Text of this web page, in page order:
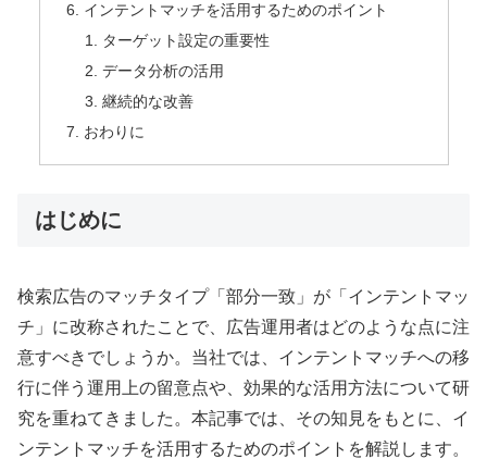
インテントマッチを活用するためのポイント
ターゲット設定の重要性
データ分析の活用
継続的な改善
おわりに
はじめに
検索広告のマッチタイプ「部分一致」が「インテントマッ
チ」に改称されたことで、広告運用者はどのような点に注
意すべきでしょうか。当社では、インテントマッチへの移
行に伴う運用上の留意点や、効果的な活用方法について研
究を重ねてきました。本記事では、その知見をもとに、イ
ンテントマッチを活用するためのポイントを解説します。